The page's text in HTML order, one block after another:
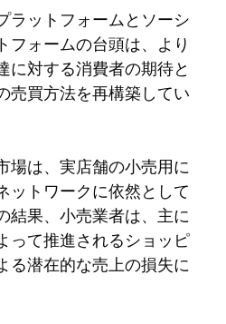
ラットフォームとソーシ
フォームの台頭は、より
に対する消費者の期待と
売買方法を再構築してい
場は、実店舗の小売用に
ットワークに依然として
結果、小売業者は、主に
って推進されるショッピ
る潜在的な売上の損失に